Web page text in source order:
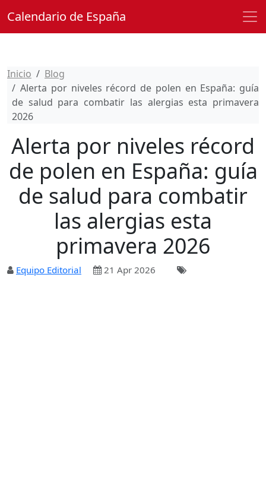
Calendario de España
Inicio
Blog
Alerta por niveles récord de polen en España: guía
de salud para combatir las alergias esta primavera
2026
Alerta por niveles récord
de polen en España: guía
de salud para combatir
las alergias esta
primavera 2026
Equipo Editorial 21 Apr 2026